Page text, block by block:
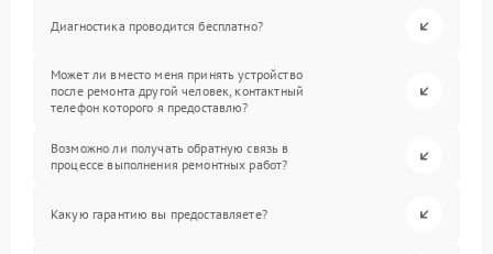
Диагностика проводится бесплатно?
Может ли вместо меня принять устройство
после ремонта другой человек, контактный
телефон которого я предоставлю?
Возможно ли получать обратную связь в
процессе выполнения ремонтных работ?
Какую гарантию вы предоставляете?